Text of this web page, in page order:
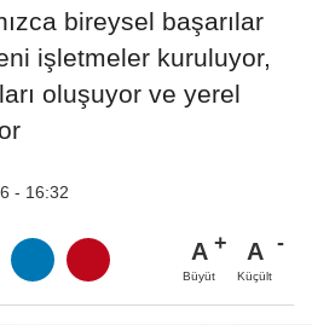
bireysel başarılar
işletmeler kuruluyor,
oluşuyor ve yerel
- 16:32
A
Büyüt
A
Küçült